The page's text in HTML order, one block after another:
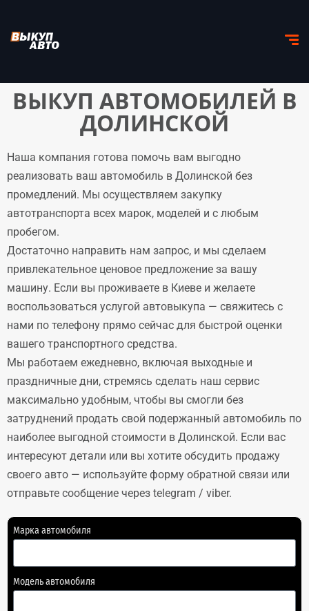
ВЫКУП АВТОМОБИЛЕЙ В
ДОЛИНСКОЙ
Наша компания готова помочь вам выгодно
реализовать ваш автомобиль в Долинской без
промедлений. Мы осуществляем закупку
автотранспорта всех марок, моделей и с любым
пробегом.
Достаточно направить нам запрос, и мы сделаем
привлекательное ценовое предложение за вашу
машину. Если вы проживаете в Киеве и желаете
воспользоваться услугой автовыкупа — свяжитесь с
нами по телефону прямо сейчас для быстрой оценки
вашего транспортного средства.
Мы работаем ежедневно, включая выходные и
праздничные дни, стремясь сделать наш сервис
максимально удобным, чтобы вы смогли без
затруднений продать свой подержанный автомобиль по
наиболее выгодной стоимости в Долинской. Если вас
интересуют детали или вы хотите обсудить продажу
своего авто — используйте форму обратной связи или
отправьте сообщение через telegram / viber.
Марка автомобиля
Модель автомобиля